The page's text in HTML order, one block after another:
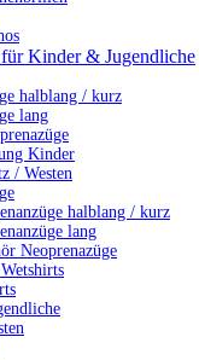
Kinder & Jugendliche
halblang / kurz
lang
Kinder
/ Westen
halblang / kurz
lang
Neoprenazüge